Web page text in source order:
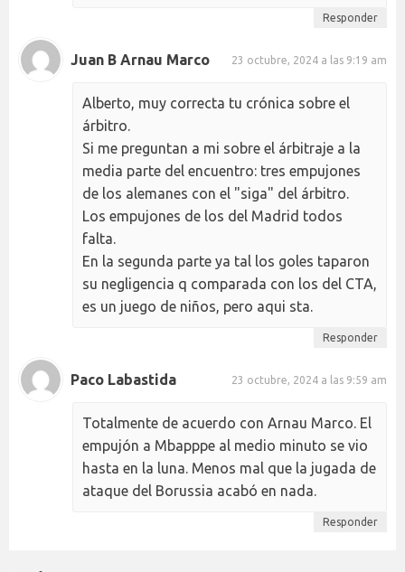
Responder
Juan B Arnau Marco 23 octubre, 2024 a las 9:19 am
Alberto, muy correcta tu crónica sobre el
árbitro.
Si me preguntan a mi sobre el árbitraje a la
media parte del encuentro: tres empujones
de los alemanes con el "siga" del árbitro.
Los empujones de los del Madrid todos
falta.
En la segunda parte ya tal los goles taparon
su negligencia q comparada con los del CTA,
es un juego de niños, pero aqui sta.
Responder
Paco Labastida 23 octubre, 2024 a las 9:59 am
Totalmente de acuerdo con Arnau Marco. El
empujón a Mbapppe al medio minuto se vio
hasta en la luna. Menos mal que la jugada de
ataque del Borussia acabó en nada.
Responder